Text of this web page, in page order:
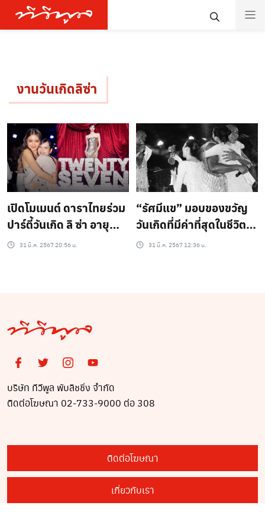
งานวันเกิดลิซ่า
เปิดโมเมนต์ ดาราไทยร่วม
ปาร์ตี้วันเกิด ลิ ซ่า อายุ
ครบ 27 ปี..?
31 มี.ค. 2567 20:56 น.
“รัศมีแข” มอบของขวัญ
วันเกิดที่มีค่าที่สุดในชีวิตให้
ลิซ่า พอรู้ที่มาแล้วน้ำตาจะ
31 มี.ค. 2567 12:36 น.
บริษัท ทีวีพูล พับลิชชิ่ง จำกัด
ติดต่อโฆษณา 02-733-9000 ต่อ 308
ติดต่อโฆษณา
เกี่ยวกับเรา